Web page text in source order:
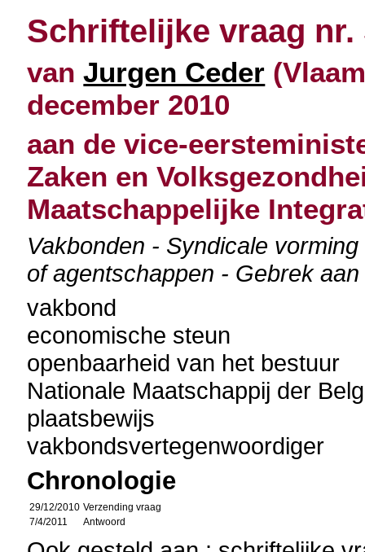
Schriftelijke vraag nr.
vanJurgen Ceder
december 2010
aan de vice-
Zaken en
Maatschappelijke
Vakbonden - Syndicale
of agentschappen - Gebrek
vakbond
economische steun
openbaarheid van het bestuur
Nationale Maatschappij der
plaatsbewijs
vakbondsvertegenwoordiger
Chronologie
29/12/2010 Verzending vraag
7/4/2011
Antwoord